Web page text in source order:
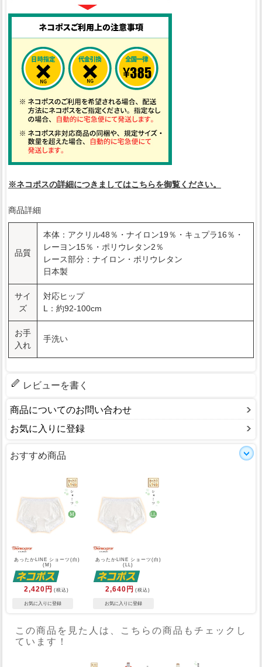
※ネコポスの詳細につきましてはこちらを御覧ください。
商品詳細
品質
本体：アクリル48％・ナイロン19％・キュプラ16％・
レーヨン15％・ポリウレタン2％
レース部分：ナイロン・ポリウレタン
日本製
サイ
ズ
対応ヒップ
L：約92-100cm
お手
入れ
手洗い
レビューを書く
商品についてのお問い合わせ
お気に入りに登録
おすすめ商品
あったかLINE ショーツ(白)
(M)
2,420円 (税込)
あったかLINE ショーツ(白)
(LL)
2,640円 (税込)
この商品を見た人は、こちらの商品もチェックし
ています！